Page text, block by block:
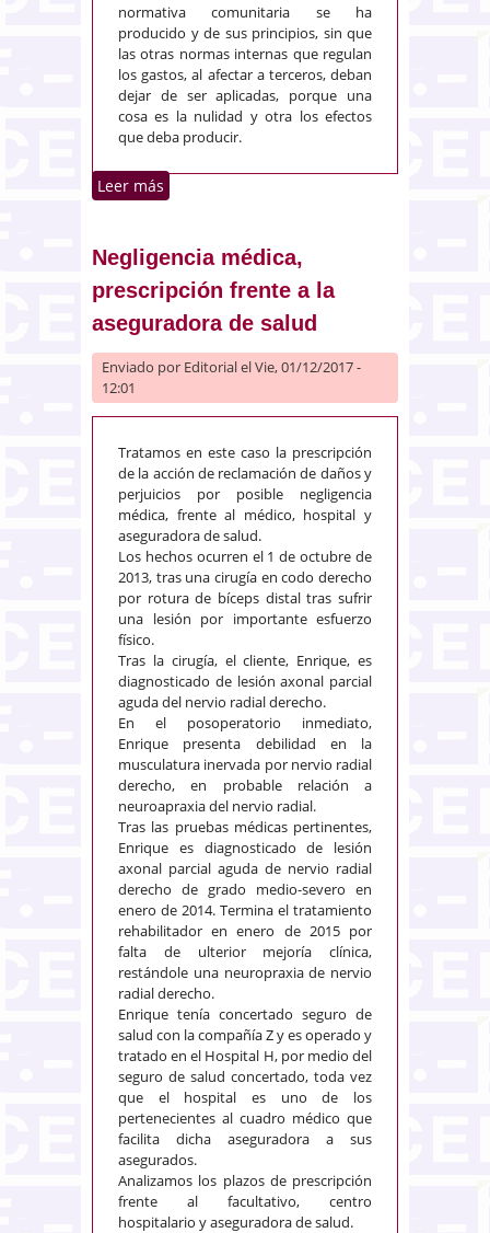
normativa comunitaria se ha
producido y de sus principios, sin que
las otras normas internas que regulan
los gastos, al afectar a terceros, deban
dejar de ser aplicadas, porque una
cosa es la nulidad y otra los efectos
que deba producir.
Leer más
Negligencia médica,
prescripción frente a la
aseguradora de salud
Enviado por Editorialel Vie, 01/12/2017 -
12:01
Tratamos en este caso la prescripción
de la acción de reclamación de daños y
perjuicios por posible negligencia
médica, frente al médico, hospital y
aseguradora de salud.
Los hechos ocurren el 1 de octubre de
2013, tras una cirugía en codo derecho
por rotura de bíceps distal tras sufrir
una lesión por importante esfuerzo
físico.
Tras la cirugía, el cliente, Enrique, es
diagnosticado de lesión axonal parcial
aguda del nervio radial derecho.
En el posoperatorio inmediato,
Enrique presenta debilidad en la
musculatura inervada por nervio radial
derecho, en probable relación a
neuroapraxia del nervio radial.
Tras las pruebas médicas pertinentes,
Enrique es diagnosticado de lesión
axonal parcial aguda de nervio radial
derecho de grado medio-severo en
enero de 2014. Termina el tratamiento
rehabilitador en enero de 2015 por
falta de ulterior mejoría clínica,
restándole una neuropraxia de nervio
radial derecho.
Enrique tenía concertado seguro de
salud con la compañía Z y es operado y
tratado en el Hospital H, por medio del
seguro de salud concertado, toda vez
que el hospital es uno de los
pertenecientes al cuadro médico que
facilita dicha aseguradora a sus
asegurados.
Analizamos los plazos de prescripción
frente al facultativo, centro
hospitalario y aseguradora de salud.